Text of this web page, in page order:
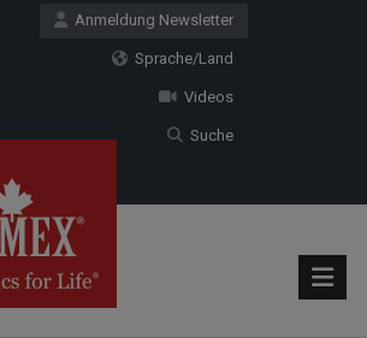
Anmeldung Newsletter
Sprache/Land
Videos
Suche